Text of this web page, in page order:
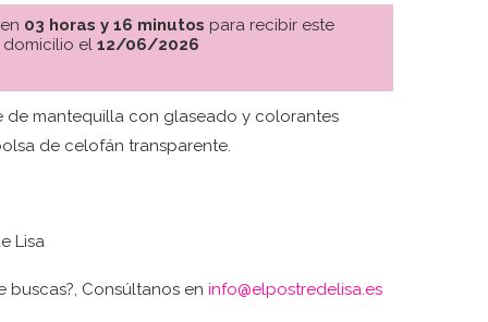
03 horas y 16 minutos para recibir este
el 12/06/2026
de mantequilla con glaseado y colorantes
de celofán transparente.
Lisa
buscas?, Consúltanos en info@elpostredelisa.es